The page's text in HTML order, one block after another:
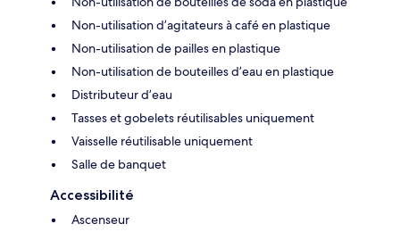
Non-utilisation d’agitateurs à café en plastique
Non-utilisation de pailles en plastique
Non-utilisation de bouteilles d’eau en plastique
Distributeur d’eau
Tasses et gobelets réutilisables uniquement
Vaisselle réutilisable uniquement
Salle de banquet
Accessibilité
Ascenseur